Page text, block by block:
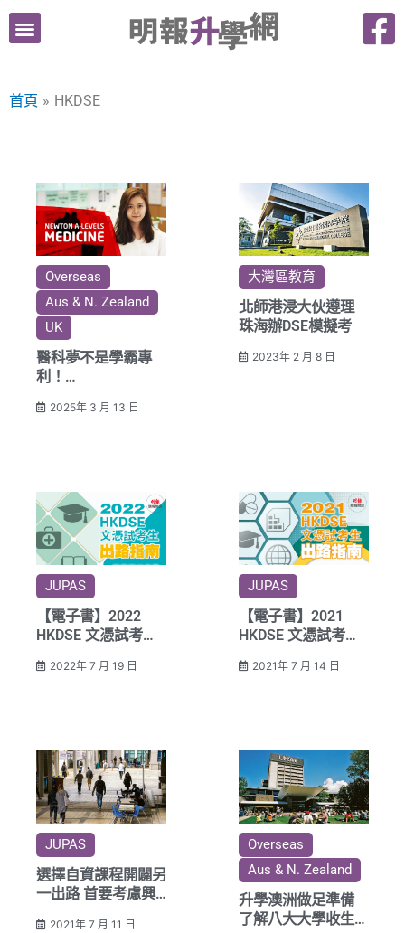
跳
內首頁 HKDSE
Overseas
Aus & N. Zealand
UK
醫科夢不是學霸專
利！
醫學院！
2025年 3 月 13 日
大灣區教育
北師港浸大伙遵理
珠海辦DSE模擬考
2023年 2 月 8 日
JUPAS
【電子書】2022
HKDSE 文憑試考生
2022年 7 月 19 日
JUPAS
【電子書】2021
HKDSE 文憑試考生
2021年 7 月 14 日
JUPAS
選擇自資課程開闢另
一出路 首要考慮興
2021年 7 月 11 日
Overseas
Aus & N. Zealand
升學澳洲做足準備
了解八大大學收生要